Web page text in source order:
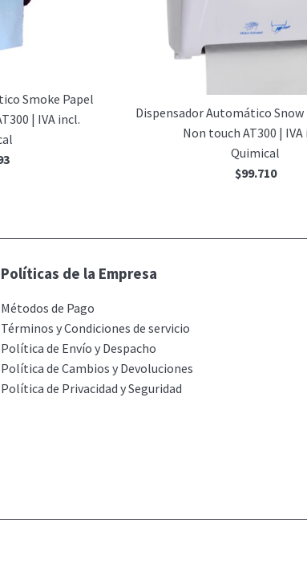
Smoke Papel
| IVA incl.
Dispensador Automático
Non touch AT300 | IVA
Quimical
Precio
$99.710
Políticas de la Empresa
Métodos de Pago
Términos y Condiciones de servicio
Política de Envío y Despacho
Política de Cambios y Devoluciones
Política de Privacidad y Seguridad